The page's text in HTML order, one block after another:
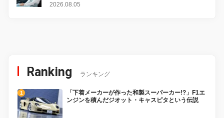
2026.08.05
Ranking ランキング
「下着メーカーが作った和製スーパーカー!?」F1エ
ンジンを積んだジオット・キャスピタという伝説